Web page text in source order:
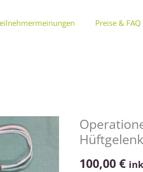
Preise & FAQ
100,00€
Operationen
beim
Kleintier
Kurs